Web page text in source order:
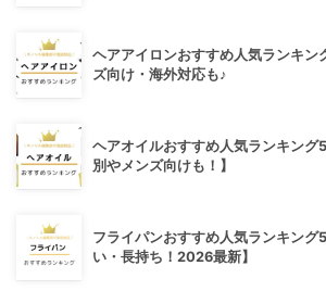
ヘアアイロンおすすめ人気ランキン
ズ向け・海外対応も♪
ヘアオイルおすすめ人気ランキング
別やメンズ向けも！】
フライパンおすすめ人気ランキング
い・長持ち！2026最新】